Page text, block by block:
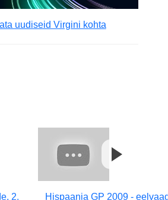
uudiseid Virgini kohta
2.
Hispaania GP 2009 -